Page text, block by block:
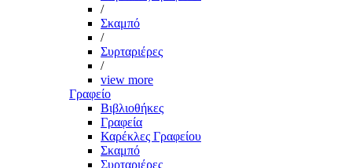
/
Σκαμπό
/
Συρταριέρες
/
view more
Γραφείο
Βιβλιοθήκες
Γραφεία
Καρέκλες Γραφείου
Σκαμπό
Συρταριέρες